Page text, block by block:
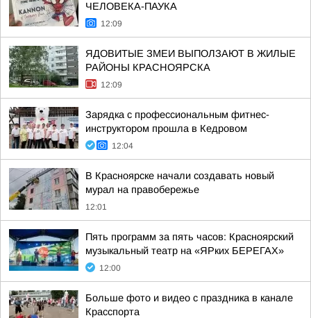
ЧЕЛОВЕКА-ПАУКА
12:09
ЯДОВИТЫЕ ЗМЕИ ВЫПОЛЗАЮТ В ЖИЛЫЕ
РАЙОНЫ КРАСНОЯРСКА
12:09
Зарядка с профессиональным фитнес-
инструктором прошла в Кедровом
12:04
В Красноярске начали создавать новый
мурал на правобережье
12:01
Пять программ за пять часов: Красноярский
музыкальный театр на «ЯРких БЕРЕГАХ»
12:00
Больше фото и видео с праздника в канале
Красспорта